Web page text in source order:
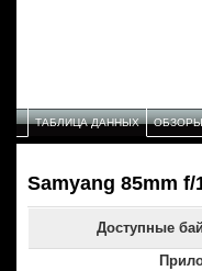
ТАБЛИЦА ДАННЫХ ОБЗОРЫ
Samyang 85mm f/
Доступные